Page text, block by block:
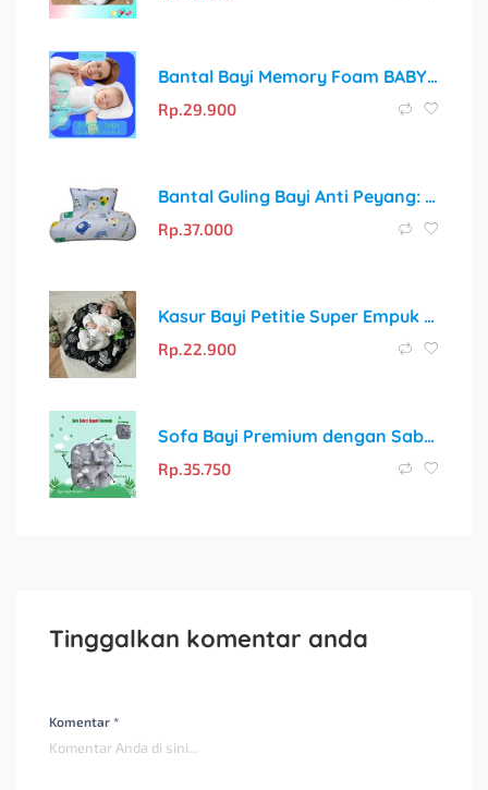
Bantal Bayi Memory Foam BABY COMFY CLASSIC – Solusi Tidur Nyaman dan Cegah Kepala Peyang
Rp.29.900
Bantal Guling Bayi Anti Peyang: Solusi Tidur Nyaman dan Cerdas untuk Si Kecil
Rp.37.000
Kasur Bayi Petitie Super Empuk dan Motif Gemoy untuk Tidur Nyaman Si Kecil
Rp.22.900
Sofa Bayi Premium dengan Sabuk Pengaman Empuk & Bonus Bantal Mahkota
Rp.35.750
Tinggalkan komentar anda
Komentar *